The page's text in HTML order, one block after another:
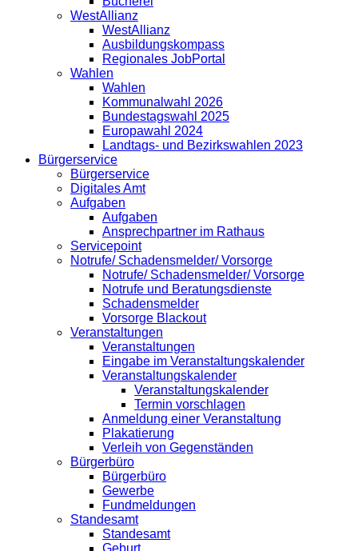
WestAllianz
WestAllianz
Ausbildungskompass
Regionales JobPortal
Wahlen
Wahlen
Kommunalwahl 2026
Bundestagswahl 2025
Europawahl 2024
Landtags- und Bezirkswahlen 2023
Bürgerservice
Bürgerservice
Digitales Amt
Aufgaben
Aufgaben
Ansprechpartner im Rathaus
Servicepoint
Notrufe/ Schadensmelder/ Vorsorge
Notrufe/ Schadensmelder/ Vorsorge
Notrufe und Beratungsdienste
Schadensmelder
Vorsorge Blackout
Veranstaltungen
Veranstaltungen
Eingabe im Veranstaltungskalender
Veranstaltungskalender
Veranstaltungskalender
Termin vorschlagen
Anmeldung einer Veranstaltung
Plakatierung
Verleih von Gegenständen
Bürgerbüro
Bürgerbüro
Gewerbe
Fundmeldungen
Standesamt
Standesamt
Geburt